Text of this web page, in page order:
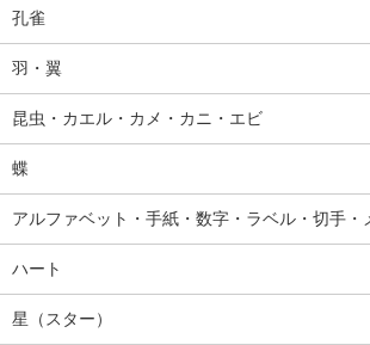
孔雀
羽・翼
昆虫・カエル・カメ・カニ・エビ
蝶
アルファベット・手紙・数字・ラベル・切手・
ハート
星（スター）